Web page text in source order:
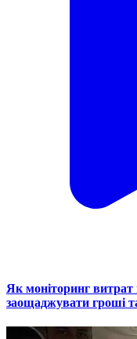
Як моніторинг
заощаджувати гроші